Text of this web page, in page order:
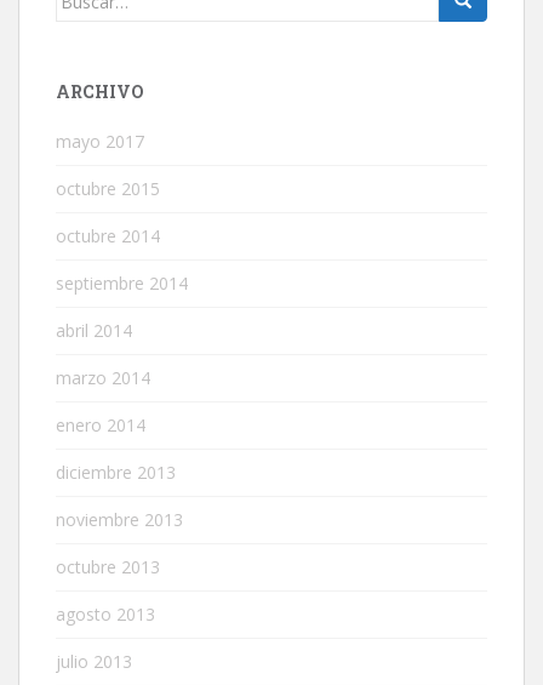
ARCHIVO
mayo 2017
octubre 2015
octubre 2014
septiembre 2014
abril 2014
marzo 2014
enero 2014
diciembre 2013
noviembre 2013
octubre 2013
agosto 2013
julio 2013